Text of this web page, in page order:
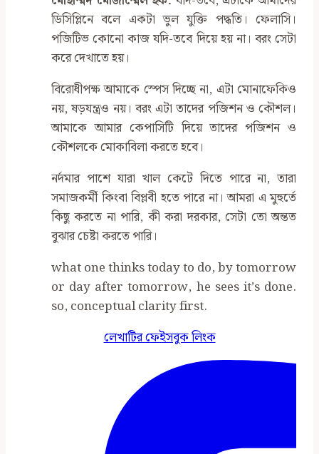
ডিসিপ্লিনে বলে একটা ভুল যুক্তি পদ্ধতি। ফেলাসি।
পজিটিভ কোনো কাজ যদি-তবে দিয়ে হয় না। বরং সেটা
করে দেখাতে হয়।
বিরোধীপক্ষ আমাকে স্পেস দিচ্ছে না, এটা মোনাফেকিও
নয়, ষড়যন্ত্রও নয়। বরং এটা তাদের পজিশন ও কৌশল।
আমাকে আমার কেপাসিটি দিয়ে তাদের পজিশন ও
কৌশলকে মোকাবিলা করতে হবে।
নর্দমার পাশে যারা খাল কেটে দিতে পারে না, তারা
সমাজকর্মী কিংবা বিপ্লবী হতে পারে না। আমরা এ মুহুর্তে
কিছু করতে না পারি, কী করা দরকার, সেটা তো অন্তত
বুঝার চেষ্টা করতে পারি।
what one thinks today to do, by tomorrow
or day after tomorrow, he sees it’s done.
so, conceptual clarity first.
লেখাটির ফেইসবুক লিংক